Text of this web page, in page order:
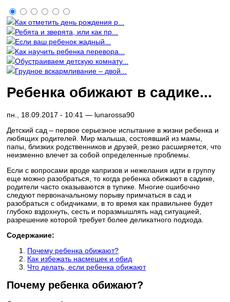
Как отметить день рождения р...
Ребята и зверята, или как пр...
Если ваш ребенок жадный...
Как научить ребенка перевора...
Обустраиваем детскую комнату...
Грудное вскармливание – двой...
Ребенка обижают в садике...
пн., 18.09.2017 - 10:41 — lunarossa90
Детский сад – первое серьезное испытание в жизни ребенка и
любящих родителей. Мир малыша, состоявший из мамы,
папы, близких родственников и друзей, резко расширяется, что
неизменно влечет за собой определенные проблемы.
Если с вопросами вроде капризов и нежелания идти в группу
еще можно разобраться, то когда ребенка обижают в садике,
родители часто оказываются в тупике. Многие ошибочно
следуют первоначальному порыву примчаться в сад и
разобраться с обидчиками, в то время как правильнее будет
глубоко вздохнуть, сесть и поразмышлять над ситуацией,
разрешение которой требует более деликатного подхода.
Содержание:
Почему ребенка обижают?
Как избежать насмешек и обид
Что делать, если ребенка обижают
Почему ребенка обижают?